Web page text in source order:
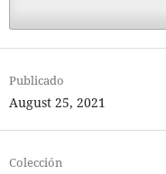
Publicado
August 25, 2021
Colección